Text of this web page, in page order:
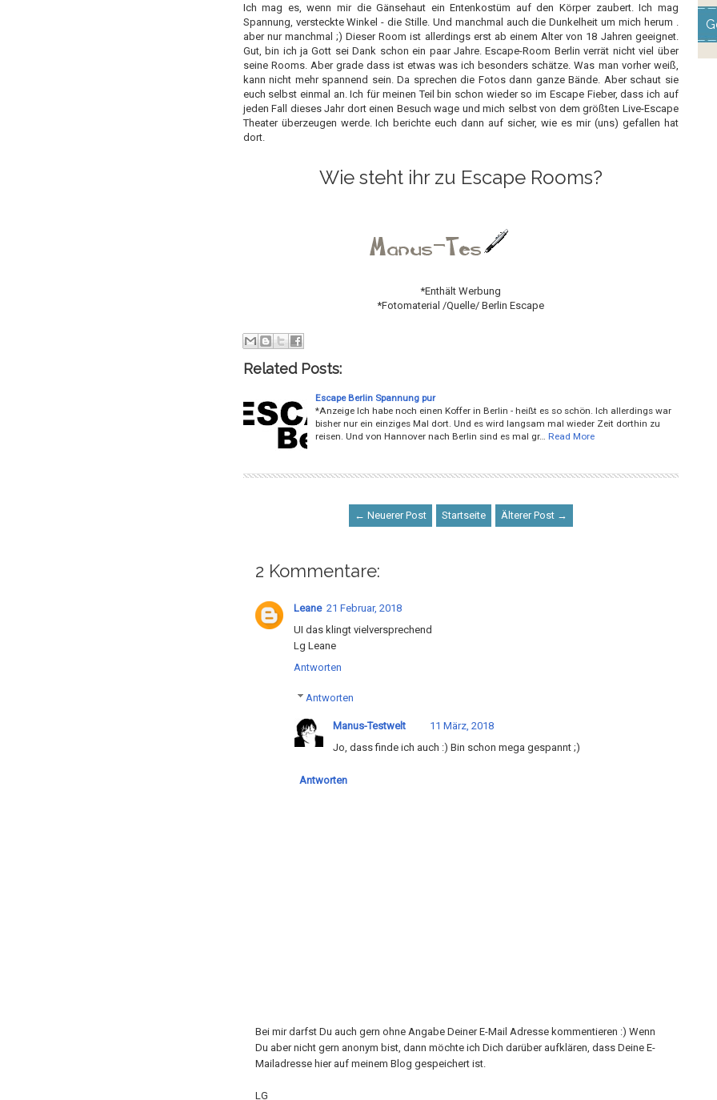
Ich mag es, wenn mir die Gänsehaut ein Entenkostüm auf den Körper zaubert. Ich mag
Spannung, versteckte Winkel - die Stille. Und manchmal auch die Dunkelheit um mich herum .
aber nur manchmal ;) Dieser Room ist allerdings erst ab einem Alter von 18 Jahren geeignet.
Gut, bin ich ja Gott sei Dank schon ein paar Jahre. Escape-Room Berlin verrät nicht viel über
seine Rooms. Aber grade dass ist etwas was ich besonders schätze. Was man vorher weiß,
kann nicht mehr spannend sein. Da sprechen die Fotos dann ganze Bände. Aber schaut sie
euch selbst einmal an. Ich für meinen Teil bin schon wieder so im Escape Fieber, dass ich auf
jeden Fall dieses Jahr dort einen Besuch wage und mich selbst von dem größten Live-Escape
Theater überzeugen werde. Ich berichte euch dann auf sicher, wie es mir (uns) gefallen hat
dort.
Wie steht ihr zu Escape Rooms?
*Enthält Werbung
*Fotomaterial /Quelle/ Berlin Escape
Related Posts:
Escape Berlin Spannung pur
*Anzeige Ich habe noch einen Koffer in Berlin - heißt es so schön. Ich allerdings war
bisher nur ein einziges Mal dort. Und es wird langsam mal wieder Zeit dorthin zu
reisen. Und von Hannover nach Berlin sind es mal gr…
Read More
← Neuerer Post Startseite Älterer Post →
2 Kommentare:
Leane 21 Februar, 2018
UI das klingt vielversprechend
Lg Leane
Antworten
Antworten
Manus-Testwelt
11 März, 2018
Jo, dass finde ich auch :) Bin schon mega gespannt ;)
Antworten
Bei mir darfst Du auch gern ohne Angabe Deiner E-Mail Adresse kommentieren :) Wenn
Du aber nicht gern anonym bist, dann möchte ich Dich darüber aufklären, dass Deine E-
Mailadresse hier auf meinem Blog gespeichert ist.
LG